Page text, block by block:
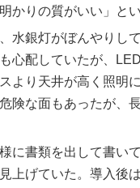
かりの質がいい」と
水銀灯がぼんやりし
心配していたが、
より天井が高く照明
険な面もあったが、
に書類を出して書い
上げていた。導入後